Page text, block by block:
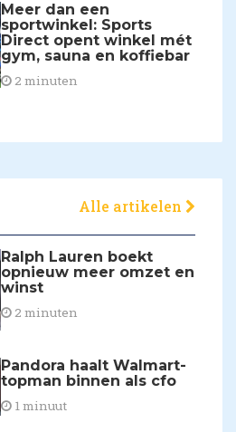
Meer dan een
sportwinkel: Sports
Direct opent winkel mét
gym, sauna en koffiebar
2 minuten
Alle artikelen
Ralph Lauren boekt
opnieuw meer omzet en
winst
2 minuten
Pandora haalt Walmart-
topman binnen als cfo
1 minuut